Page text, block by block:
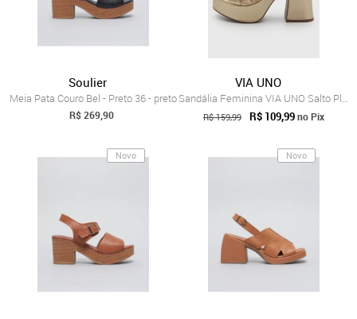
Soulier
Meia Pata Couro Bel - Preto 36 - preto
R$ 269,90
VIA UNO
Sandália Feminina VIA UNO Salto Platafor...
R$ 159,99 R$ 109,99no Pix
Novo Novo